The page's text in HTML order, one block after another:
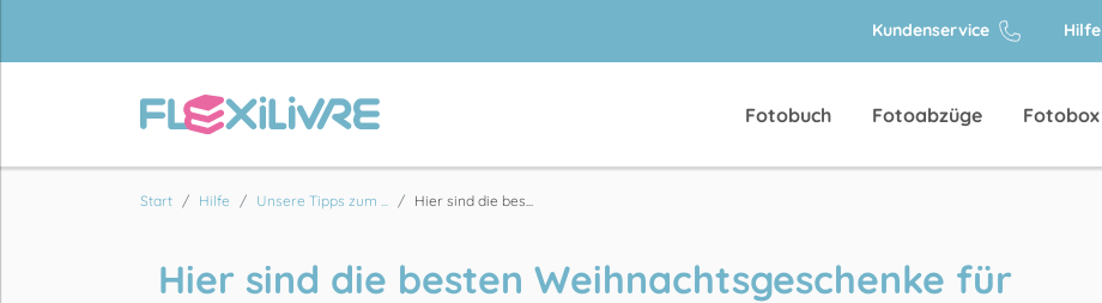
Kundenservice Hilfe
Fotobuch Fotoabzüge Fotobox
Start Hilfe Unsere Tipps zum ... Hier sind die bes...
Hier sind die besten Weihnachtsgeschenke für